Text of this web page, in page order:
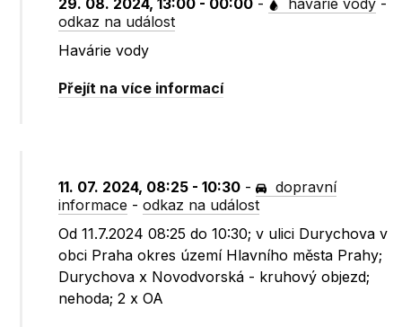
29. 08. 2024, 13:00 - 00:00 - havárie vody -
odkaz na událost
Havárie vody
Přejít na více informací
11. 07. 2024, 08:25 - 10:30 -
dopravní
informace -odkaz na událost
Od 11.7.2024 08:25 do 10:30; v ulici Durychova v
obci Praha okres území Hlavního města Prahy;
Durychova x Novodvorská - kruhový objezd;
nehoda; 2 x OA